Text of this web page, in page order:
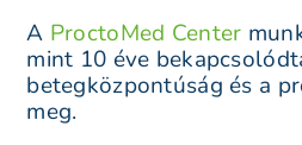
A ProctoMed Center
mint 10 éve
betegközpontúság és a
meg.